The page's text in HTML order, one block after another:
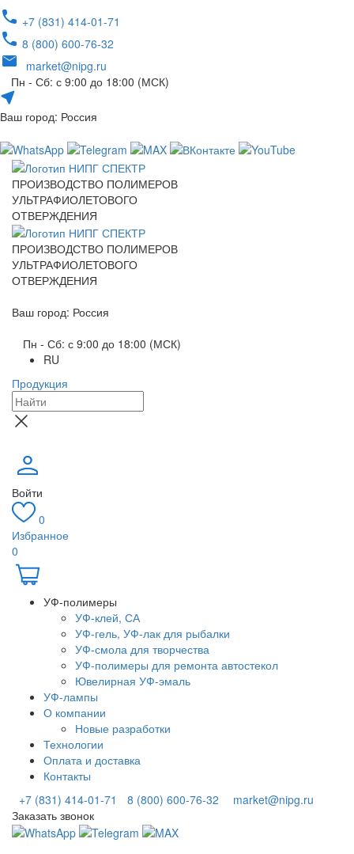
+7 (831) 414-01-71
8 (800) 600-76-32
market@nipg.ru
Пн - Сб: с 9:00 до 18:00 (МСК)
Ваш город: Россия
ПРОИЗВОДСТВО ПОЛИМЕРОВ
УЛЬТРАФИОЛЕТОВОГО
ОТВЕРЖДЕНИЯ
ПРОИЗВОДСТВО ПОЛИМЕРОВ
УЛЬТРАФИОЛЕТОВОГО
ОТВЕРЖДЕНИЯ
Ваш город: Россия
Пн - Сб: с 9:00 до 18:00 (МСК)
RU
Продукция
Войти
0
Избранное
0
УФ-полимеры
УФ-клей, СА
УФ-гель, УФ-лак для рыбалки
УФ-смола для творчества
УФ-полимеры для ремонта автостекол
Ювелирная УФ-эмаль
УФ-лампы
О компании
Новые разработки
Технологии
Оплата и доставка
Контакты
+7 (831) 414-01-71
8 (800) 600-76-32
market@nipg.ru
Заказать звонок